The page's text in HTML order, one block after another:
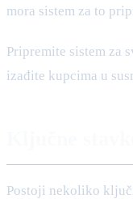
mora sistem za to
Pripremite sistem za
izađite kupcima u
Postoji nekoliko